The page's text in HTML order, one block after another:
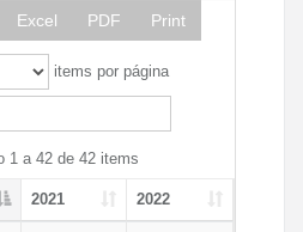
Excel PDF Print
items por página
1 a 42 de 42 items
2021 2022